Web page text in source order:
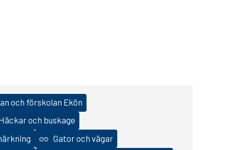
och förskolan Ekön
och buskage
Gator och vägar